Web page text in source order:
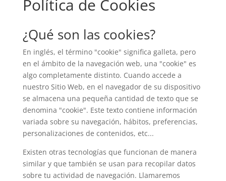
Política de Cookies
¿Qué son las cookies?
En inglés, el término "cookie" significa galleta, pero
en el ámbito de la navegación web, una "cookie" es
algo completamente distinto. Cuando accede a
nuestro Sitio Web, en el navegador de su dispositivo
se almacena una pequeña cantidad de texto que se
denomina "cookie". Este texto contiene información
variada sobre su navegación, hábitos, preferencias,
personalizaciones de contenidos, etc...
Existen otras tecnologías que funcionan de manera
similar y que también se usan para recopilar datos
sobre tu actividad de navegación. Llamaremos